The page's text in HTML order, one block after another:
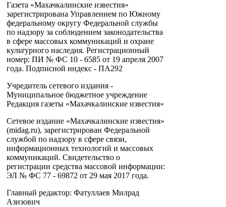
Газета «Махачкалинские известия»
зарегистрирована Управлением по Южному
федеральному округу Федеральной службы
по надзору за соблюдением законодательства
в сфере массовых коммуникаций и охране
культурного наследия. Регистрационный
номер: ПИ № ФС 10 - 6585 от 19 апреля 2007
года. Подписной индекс - ПА292
Учредитель сетевого издания -
Муниципальное бюджетное учреждение
Редакция газеты «Махачкалинские известия»
Сетевое издание «Махачкалинские известия»
(midag.ru), зарегистрирован Федеральной
службой по надзору в сфере связи,
информационных технологий и массовых
коммуникаций. Свидетельство о
регистрации средства массовой информации:
ЭЛ № ФС 77 - 69872 от 29 мая 2017 года.
Главный редактор: Фатуллаев Милрад
Азизович